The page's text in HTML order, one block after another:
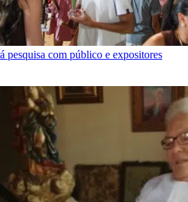
pesquisa com público e expositores